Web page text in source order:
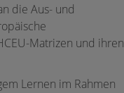
die Aus- und
Matrizen und ihren
Lernen im Rahmen